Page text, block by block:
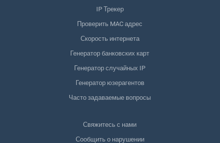
IP Трекер
Проверить MAC адрес
Скорость интернета
Генератор банковских карт
Генератор случайных IP
Генератор юзерагентов
Часто задаваемые вопросы
Свяжитесь с нами
Сообщить о нарушении